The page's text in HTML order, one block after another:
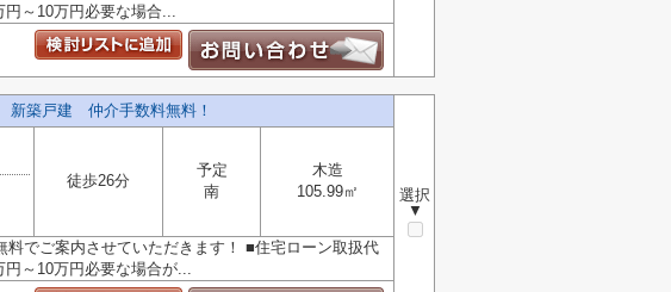
～10万円必要な場合...
新築戸建 仲介手数料無料！
選択
▼
徒歩26分
予定
南
木造
105.99㎡
でご案内させていただきます！ ■住宅ローン取扱代
～10万円必要な場合が...